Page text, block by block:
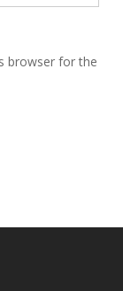
browser for the